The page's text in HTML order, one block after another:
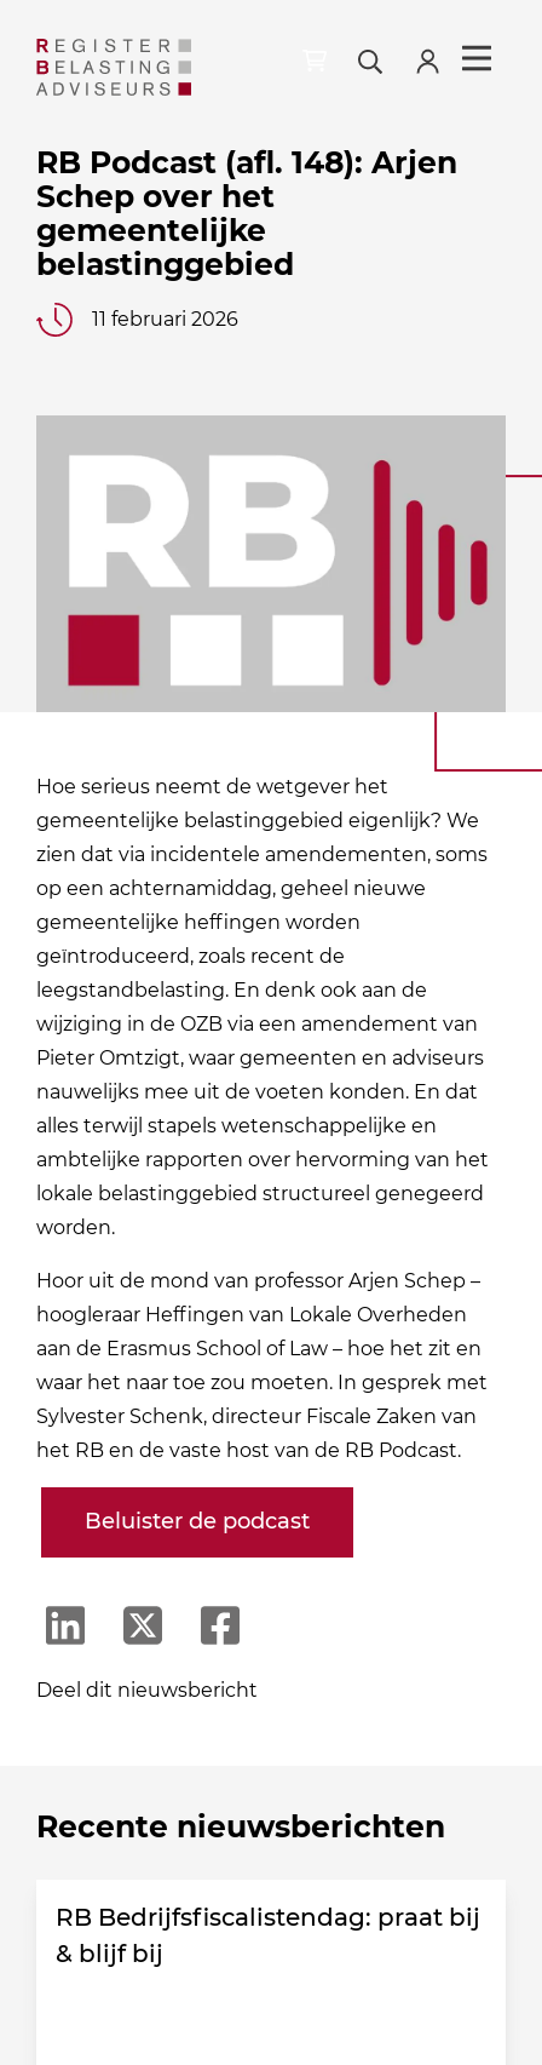
RB Podcast (afl. 148): Arjen
Schep over het
gemeentelijke
belastinggebied
11 februari 2026
Hoe serieus neemt de wetgever het
gemeentelijke belastinggebied eigenlijk? We
zien dat via incidentele amendementen, soms
op een achternamiddag, geheel nieuwe
gemeentelijke heffingen worden
geïntroduceerd, zoals recent de
leegstandbelasting. En denk ook aan de
wijziging in de OZB via een amendement van
Pieter Omtzigt, waar gemeenten en adviseurs
nauwelijks mee uit de voeten konden. En dat
alles terwijl stapels wetenschappelijke en
ambtelijke rapporten over hervorming van het
lokale belastinggebied structureel genegeerd
worden.
Hoor uit de mond van professor Arjen Schep –
hoogleraar Heffingen van Lokale Overheden
aan de Erasmus School of Law – hoe het zit en
waar het naar toe zou moeten. In gesprek met
Sylvester Schenk, directeur Fiscale Zaken van
het RB en de vaste host van de RB Podcast.
Beluister de podcast
Deel dit nieuwsbericht
Recente nieuwsberichten
RB Bedrijfsfiscalistendag: praat bij
& blijf bij